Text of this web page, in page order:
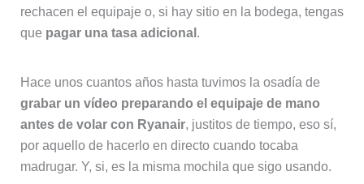
rechacen el equipaje o, si hay sitio en la bodega, tengas
que pagar una tasa adicional .
Hace unos cuantos años hasta tuvimos la osadía de
grabar un vídeo preparando el equipaje de mano
antes de volar con Ryanair, justitos de tiempo, eso sí,
por aquello de hacerlo en directo cuando tocaba
madrugar. Y, si, es la misma mochila que sigo usando.